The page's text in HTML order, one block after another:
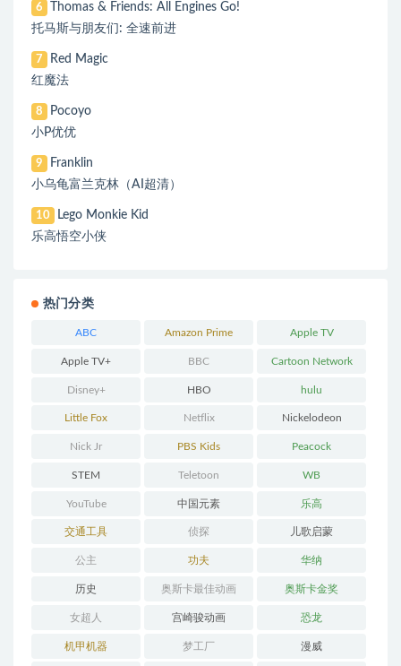
6
Thomas & Friends: All Engines Go!
托马斯与朋友们: 全速前进
7
Red Magic
红魔法
8
Pocoyo
小P优优
9
Franklin
小乌龟富兰克林（AI超清）
10
Lego Monkie Kid
乐高悟空小侠
热门分类
ABC Amazon Prime Apple TV
Apple TV+ BBC Cartoon Network
Disney+ HBO hulu
Little Fox Netflix Nickelodeon
Nick Jr PBS Kids Peacock
STEM Teletoon WB
YouTube 中国元素 乐高
交通工具 侦探 儿歌启蒙
公主 功夫 华纳
历史 奥斯卡最佳动画 奥斯卡金奖
女超人 宫崎骏动画 恐龙
机甲机器 梦工厂 漫威